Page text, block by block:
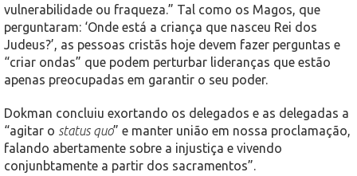
vulnerabilidade ou fraqueza.” Tal como os Magos, que
perguntaram: ‘Onde está a criança que nasceu Rei dos
Judeus?’, as pessoas cristãs hoje devem fazer perguntas e
“criar ondas” que podem perturbar lideranças que estão
apenas preocupadas em garantir o seu poder.
Dokman concluiu exortando os delegados e as delegadas a
“agitar o status quo” e manter união em nossa proclamação,
falando abertamente sobre a injustiça e vivendo
conjunbtamente a partir dos sacramentos”.